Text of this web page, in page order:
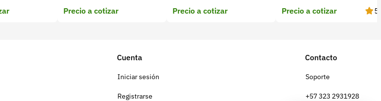
Precio a cotizar Precio a cotizar Precio a cotizar 5
Cuenta
Iniciar sesión
Registrarse
Contacto
Soporte
+57 323 2931928